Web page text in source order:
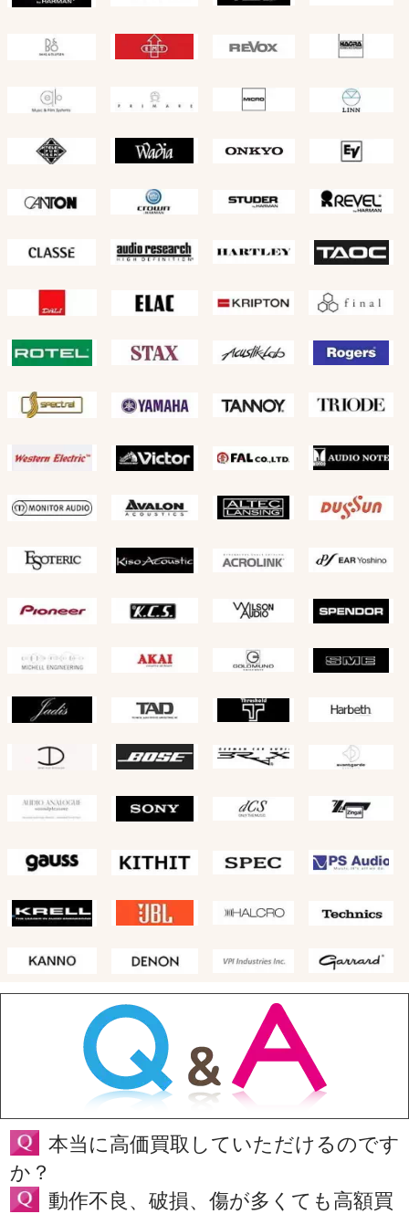
本当に高価買取していただけるのです
か？
動作不良、破損、傷が多くても高額買